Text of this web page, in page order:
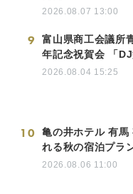
2026.08.07 13:00
9
富山県商工会議所
年記念祝賀会 「
2026.08.04 15:25
10
亀の井ホテル 有馬
れる秋の宿泊プラ
2026.08.06 11:00